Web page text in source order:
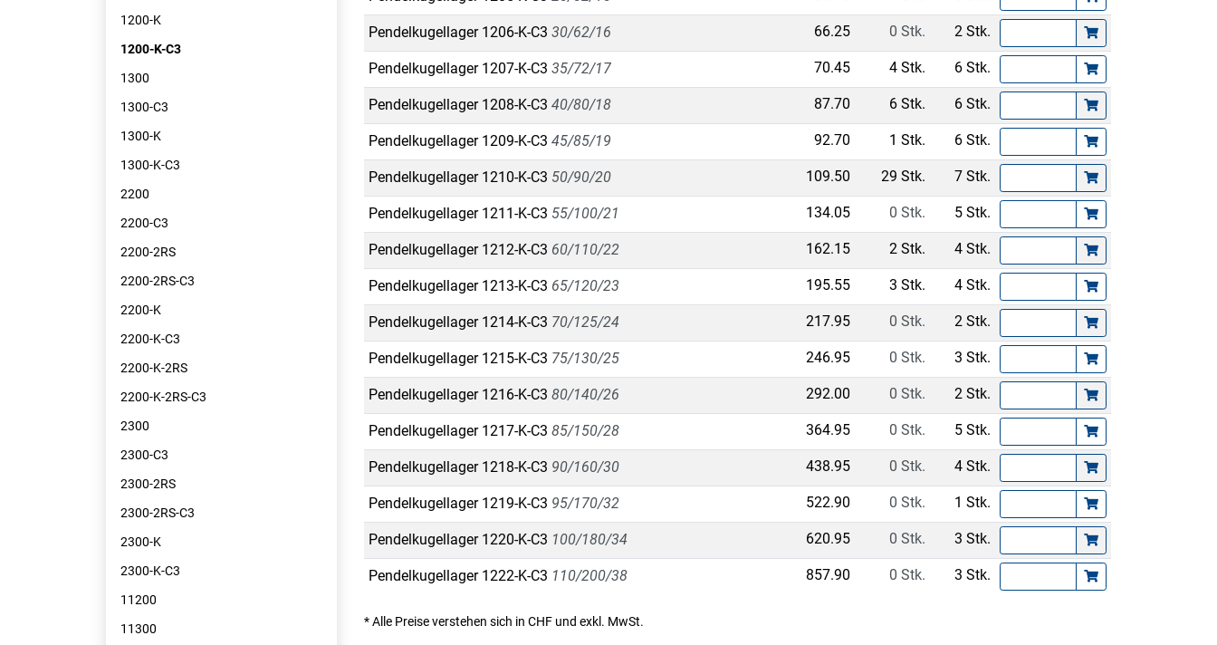
1200-K
1200-K-C3
1300
1300-C3
1300-K
1300-K-C3
2200
2200-C3
2200-2RS
2200-2RS-C3
2200-K
2200-K-C3
2200-K-2RS
2200-K-2RS-C3
2300
2300-C3
2300-2RS
2300-2RS-C3
2300-K
2300-K-C3
11200
11300
Pendelkugellager 1206-K-C3 30/62/16 66.25 0 Stk. 2 Stk.
Pendelkugellager 1207-K-C3 35/72/17 70.45 4 Stk. 6 Stk.
Pendelkugellager 1208-K-C3 40/80/18 87.70 6 Stk. 6 Stk.
Pendelkugellager 1209-K-C3 45/85/19 92.70 1 Stk. 6 Stk.
Pendelkugellager 1210-K-C3 50/90/20 109.50 29 Stk. 7 Stk.
Pendelkugellager 1211-K-C3 55/100/21 134.05 0 Stk. 5 Stk.
Pendelkugellager 1212-K-C3 60/110/22 162.15 2 Stk. 4 Stk.
Pendelkugellager 1213-K-C3 65/120/23 195.55 3 Stk. 4 Stk.
Pendelkugellager 1214-K-C3 70/125/24 217.95 0 Stk. 2 Stk.
Pendelkugellager 1215-K-C3 75/130/25 246.95 0 Stk. 3 Stk.
Pendelkugellager 1216-K-C3 80/140/26 292.00 0 Stk. 2 Stk.
Pendelkugellager 1217-K-C3 85/150/28 364.95 0 Stk. 5 Stk.
Pendelkugellager 1218-K-C3 90/160/30 438.95 0 Stk. 4 Stk.
Pendelkugellager 1219-K-C3 95/170/32 522.90 0 Stk. 1 Stk.
Pendelkugellager 1220-K-C3 100/180/34 620.95 0 Stk. 3 Stk.
Pendelkugellager 1222-K-C3 110/200/38 857.90 0 Stk. 3 Stk.
* Alle Preise verstehen sich in CHF und exkl. MwSt.